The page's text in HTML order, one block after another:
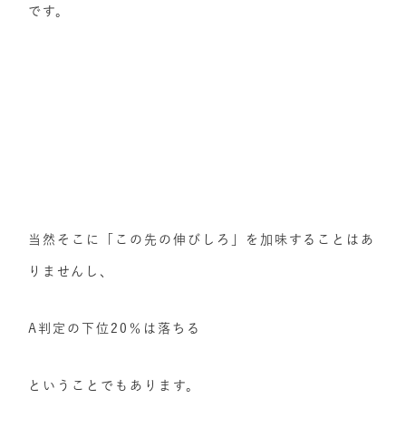
です。
当然そこに「この先の伸びしろ」を加味することはあ
りませんし、
A判定の下位20％は落ちる
ということでもあります。